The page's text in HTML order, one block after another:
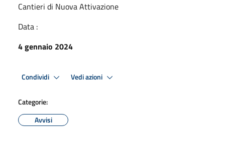
Cantieri di Nuova Attivazione
Data :
4 gennaio 2024
Condividi Vedi azioni
Categorie:
Avvisi